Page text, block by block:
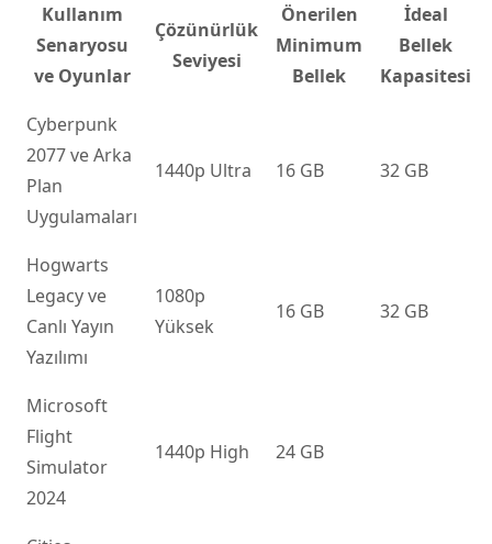
Kullanım
Senaryosu
ve Oyunlar
Çözünürlük
Seviyesi
Önerilen
Minimum
Bellek
İdeal
Bellek
Kapasitesi
Cyberpunk
2077 ve Arka
Plan
Uygulamaları
1440p Ultra 16 GB 32 GB
Hogwarts
Legacy ve
Canlı Yayın
Yazılımı
1080p
Yüksek
16 GB 32 GB
Microsoft
Flight
Simulator
2024
1440p High 24 GB